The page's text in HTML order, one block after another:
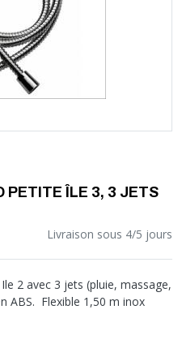
POÊLE
PETITE ÎLE 3, 3 JETS
Livraison sous 4/5 jours
2 avec 3 jets (pluie, massage,
ABS.  Flexible 1,50 m inox